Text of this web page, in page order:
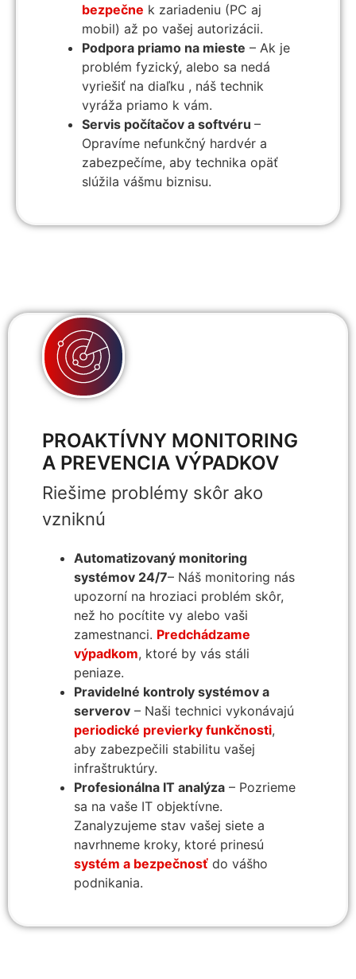
bezpečne k zariadeniu (PC aj
mobil) až po vašej autorizácii.
Podpora priamo na mieste – Ak je
problém fyzický, alebo sa nedá
vyriešiť na diaľku , náš technik
vyráža priamo k vám.
Servis počítačov a softvéru –
Opravíme nefunkčný hardvér a
zabezpečíme, aby technika opäť
slúžila vášmu biznisu.
PROAKTÍVNY MONITORING
A PREVENCIA VÝPADKOV
Riešime problémy skôr ako
vzniknú
Automatizovaný monitoring
systémov 24/7– Náš monitoring nás
upozorní na hroziaci problém skôr,
než ho pocítite vy alebo vaši
zamestnanci. Predchádzame
výpadkom, ktoré by vás stáli
peniaze.
Pravidelné kontroly systémov a
serverov – Naši technici vykonávajú
periodické previerky funkčnosti,
aby zabezpečili stabilitu vašej
infraštruktúry.
Profesionálna IT analýza – Pozrieme
sa na vaše IT objektívne.
Zanalyzujeme stav vašej siete a
navrhneme kroky, ktoré prinesú
systém a bezpečnosť do vášho
podnikania.